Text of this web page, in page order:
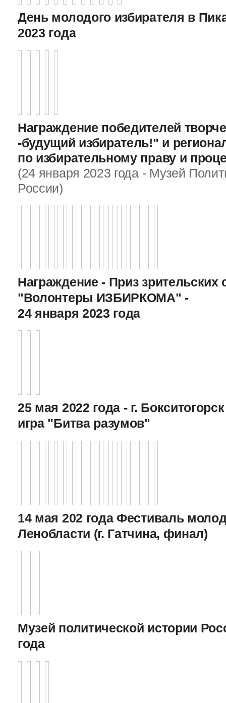
День молодого избирателя в
2023 года
Награждение победителей
-будущий избиратель!" и
по избирательному праву и
(24 января 2023 года - Музей
России)
Награждение - Приз зрительских
"Волонтеры ИЗБИРКОМА" -
24 января 2023 года
25 мая 2022 года - г.
игра "Битва разумов"
14 мая 202 года Фестиваль
Ленобласти (г. Гатчина, финал)
Музей политической истории
года